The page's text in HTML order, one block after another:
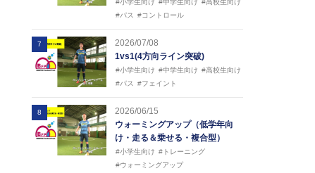
#小学生向け #中学生向け #高校生向け
#パス
#コントロール
7
2026/07/08
1vs1(4方向ライン突破)
#小学生向け #中学生向け #高校生向け
#パス
#フェイント
8
2026/06/15
ウォーミングアップ（低学年向
け・走る＆乗せる・複合型）
#小学生向け #トレーニング
#ウォーミングアップ